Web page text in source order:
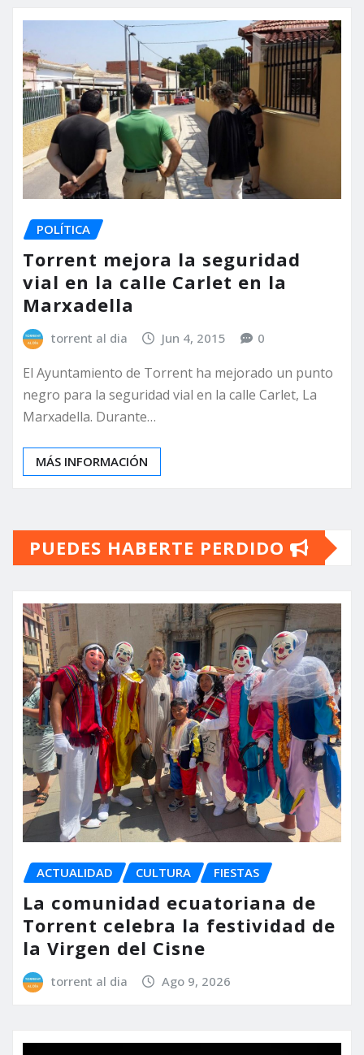
POLÍTICA
Torrent mejora la seguridad
vial en la calle Carlet en la
Marxadella
torrent al dia Jun 4, 2015 0
El Ayuntamiento de Torrent ha mejorado un punto
negro para la seguridad vial en la calle Carlet, La
Marxadella. Durante…
MÁS INFORMACIÓN
PUEDES HABERTE PERDIDO
ACTUALIDAD CULTURA FIESTAS
La comunidad ecuatoriana de
Torrent celebra la festividad de
la Virgen del Cisne
torrent al dia Ago 9, 2026